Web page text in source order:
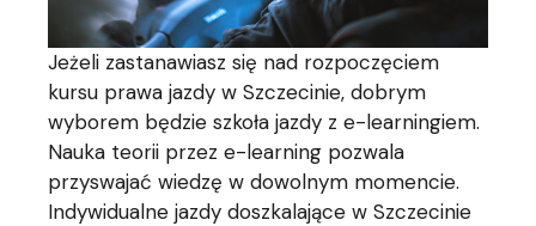
Jeżeli zastanawiasz się nad rozpoczęciem
kursu prawa jazdy w Szczecinie, dobrym
wyborem będzie szkoła jazdy z e-learningiem.
Nauka teorii przez e-learning pozwala
przyswajać wiedzę w dowolnym momencie.
Indywidualne jazdy doszkalające w Szczecinie